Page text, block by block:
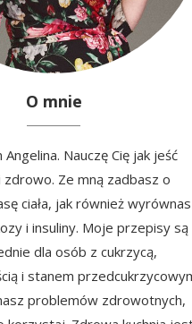
O mnie
Nauczę Cię jak jeść
zdrowo. Ze mną zadbasz o
ciała, jak również
i insuliny. Moje przepisy są
dla osób z cukrzycą,
i stanem
problemów zdrowotnych,